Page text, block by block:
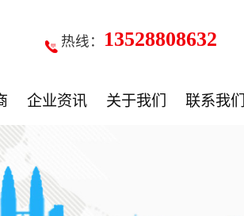
热线： 13528808632
企业资讯 关于我们 联系我们